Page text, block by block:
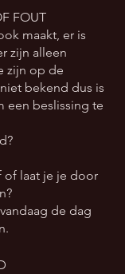
FOUT
maakt, er is
zijn alleen
zijn op de
bekend dus is
een beslissing te
of laat je je door
de dag